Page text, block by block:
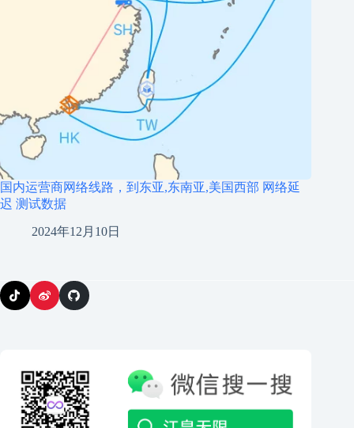
国内运营商网络线路，到东亚,东南亚,美国西部 网络延
迟 测试数据
2024年12月10日